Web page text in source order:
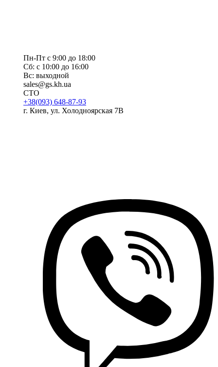
Пн-Пт с 9:00 до 18:00
Сб: с 10:00 до 16:00
Вс: выходной
sales@gs.kh.ua
СТО
+38(093) 648-87-93
г. Киев, ул. Холодноярская 7В